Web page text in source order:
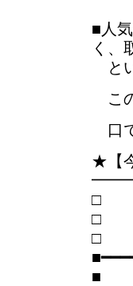
■人
く、
と
こ
口
★【
□ 読
■